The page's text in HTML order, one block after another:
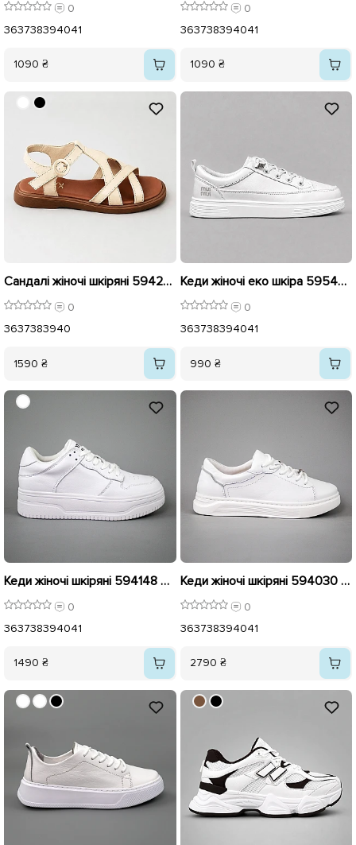
0
363738394041
1090 ₴
0
363738394041
1090 ₴
Сандалі жіночі шкіряні 594246 Бежеві
0
3637383940
1590 ₴
Кеди жіночі еко шкіра 595444 Білі
0
363738394041
990 ₴
Кеди жіночі шкіряні 594148 Білі
0
363738394041
1490 ₴
Кеди жіночі шкіряні 594030 Білі
0
363738394041
2790 ₴